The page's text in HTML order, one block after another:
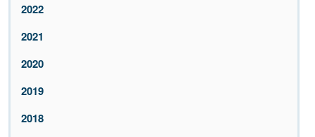
2022
2021
2020
2019
2018